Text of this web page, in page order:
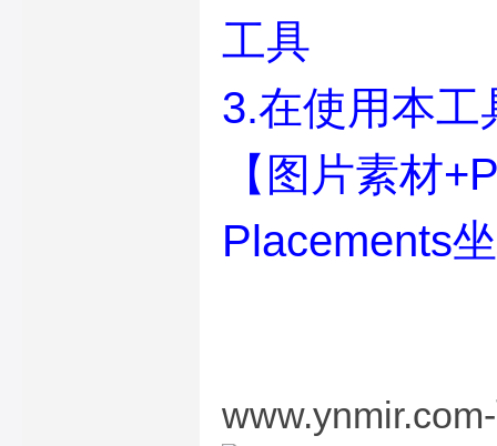
工具
3.在使用本工
【图片素材
Placements